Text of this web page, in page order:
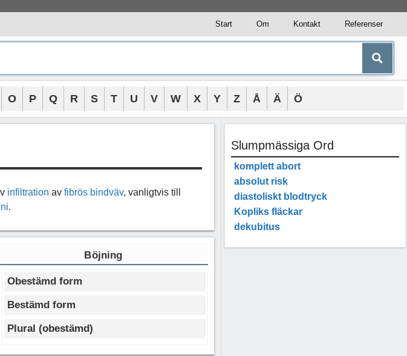
Start Om Kontakt Referenser
O P Q R S T U V W X Y Z Å Ä Ö
infiltration av fibrös bindväv, vanligtvis till
.
Böjning
Obestämd form
Bestämd form
Plural (obestämd)
Slumpmässiga Ord
komplett abort
absolut risk
diastoliskt blodtryck
Kopliks fläckar
dekubitus